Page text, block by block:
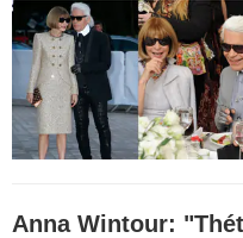
Anna Wintour: